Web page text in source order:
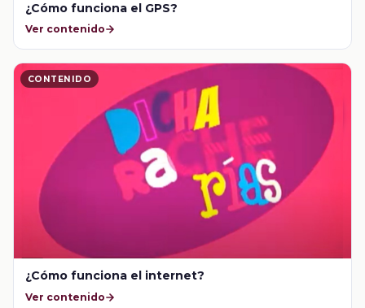
¿Cómo funciona el GPS?
Ver contenido
CONTENIDO
¿Cómo funciona el internet?
Ver contenido